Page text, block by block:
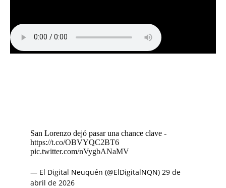
San Lorenzo dejó pasar una chance clave -
https://t.co/OBVYQC2BT6
pic.twitter.com/nVygbANaMV
— El Digital Neuquén (@ElDigitalNQN) 29 de
abril de 2026